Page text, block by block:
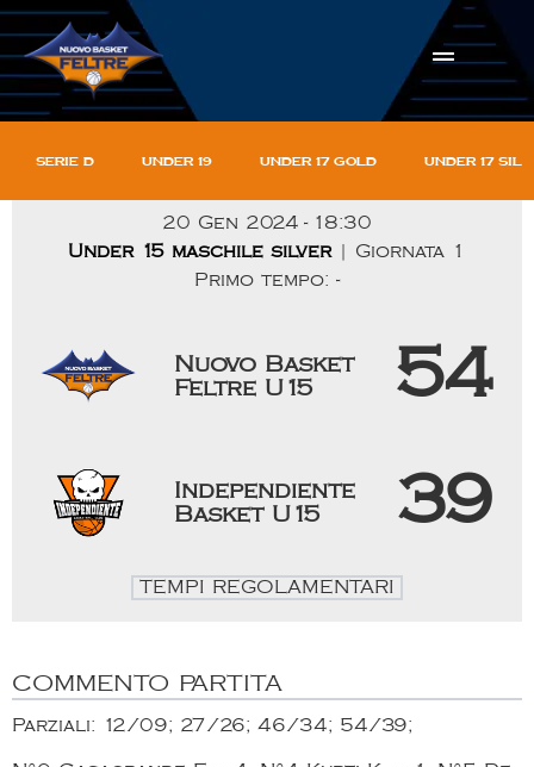
Serie D Under 19 Under 17 gold Under 17
20 Gen 2024 - 18:30
Under 15 maschile silver
| Giornata 1
Primo tempo: -
Nuovo Basket
Feltre U15
54
Independiente
Basket U15
39
TEMPI REGOLAMENTARI
COMMENTO PARTITA
Parziali: 12/09; 27/26; 46/34; 54/39;